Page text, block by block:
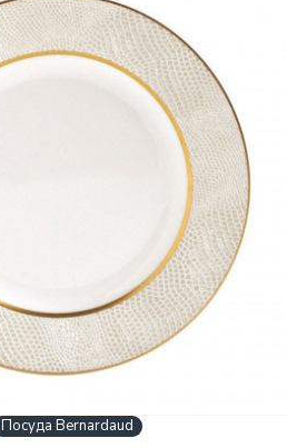
Посуда Bernardaud